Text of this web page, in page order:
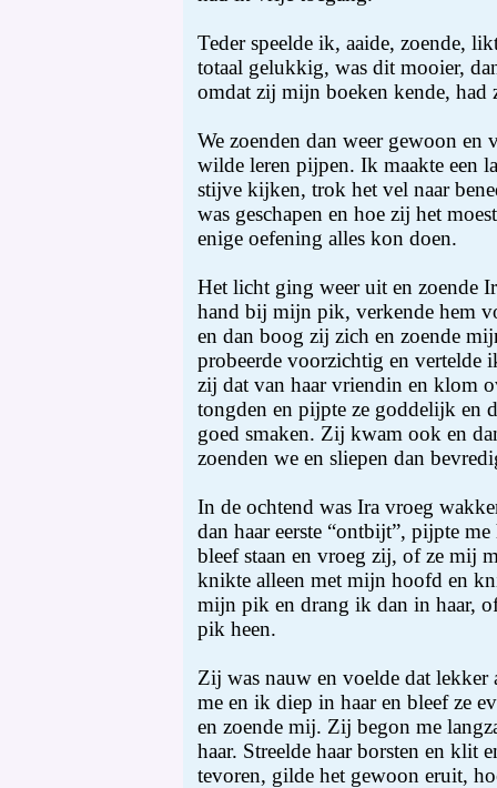
Teder speelde ik, aaide, zoende,
totaal gelukkig, was dit mooier,
omdat zij mijn boeken kende, had
We zoenden dan weer gewoon en
wilde leren pijpen. Ik maakte een
stijve kijken, trok het vel naar
was geschapen en hoe zij het
enige oefening alles kon doen.
Het licht ging weer uit en zoende
hand bij mijn pik, verkende hem
en dan boog zij zich en zoende
probeerde voorzichtig en vertelde
zij dat van haar vriendin en klom
tongden en pijpte ze goddelijk en
goed smaken. Zij kwam ook en
zoenden we en sliepen dan
In de ochtend was Ira vroeg
dan haar eerste “ontbijt”, pijpte
bleef staan en vroeg zij, of ze mij
knikte alleen met mijn hoofd en
mijn pik en drang ik dan in haar,
pik heen.
Zij was nauw en voelde dat lekker
me en ik diep in haar en bleef ze
en zoende mij. Zij begon me
haar. Streelde haar borsten en klit
tevoren, gilde het gewoon eruit,